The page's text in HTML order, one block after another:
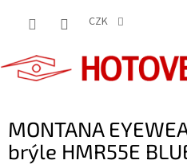
CZK
MONTANA
brýle HMR55E